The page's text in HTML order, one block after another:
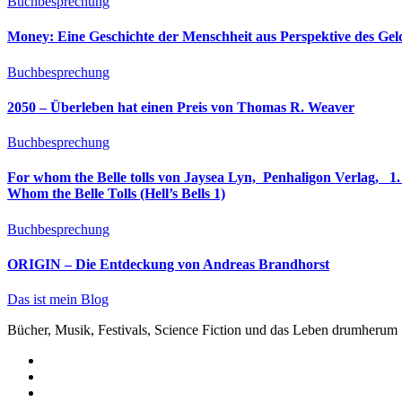
Money: Eine Geschichte der Menschheit aus Perspektive des
Buchbesprechung
2050 – Überleben hat einen Preis von Thomas R. Weaver
Buchbesprechung
For whom the Belle tolls von Jaysea Lyn, ‎ Penhaligon Verlag, ‎ 1. Oktober 2025, ‎ Deutsche
Whom the Belle Tolls (Hell’s Bells 1)
Buchbesprechung
ORIGIN – Die Entdeckung von Andreas Brandhorst
Das ist mein Blog
Bücher, Musik, Festivals, Science Fiction und das Leben drumherum